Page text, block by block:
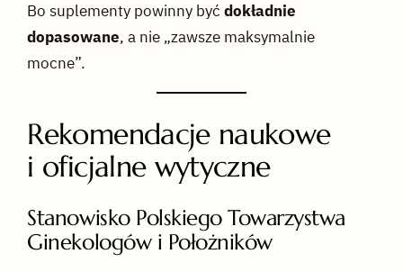
Bo suplementy powinny byćdokładnie
dopasowane, a nie „zawsze maksymalnie
mocne”.
Rekomendacje naukowe
i oficjalne wytyczne
Stanowisko Polskiego Towarzystwa
Ginekologów i Położników